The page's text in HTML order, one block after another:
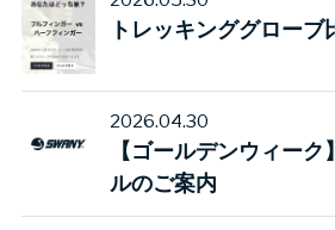
トレッキンググローブ
2026.04.30
【ゴールデンウィー
ルのご案内